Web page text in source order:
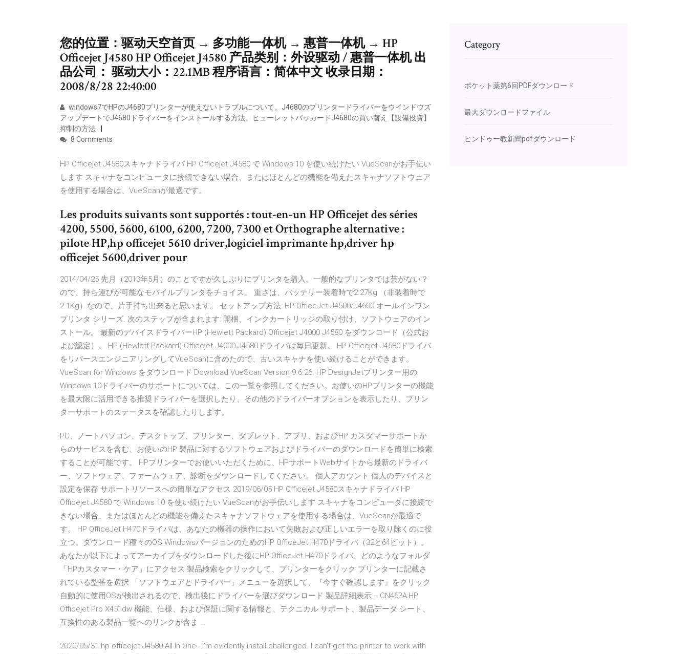
您的位置：驱动天空首页 → 多功能一体机 → 惠普一体机 → HP
Officejet J4580 HP Officejet J4580 产品类别：外设驱动 / 惠普一体机 出
品公司： 驱动大小：22.1MB 程序语言：简体中文 收录日期：
2008/8/28 22:40:00
windows7でHPのJ4680プリンターが使えないトラブルについて。J4680のプリンタードライバーをウインドウズ
アップデートでJ4680ドライバーをインストールする方法。ヒューレットパッカードJ4680の買い替え【設備投資】
抑制の方法
8 Comments
HP Officejet J4580スキャナドライバ HP Officejet J4580 で Windows 10 を使い続けたい VueScanがお手伝い
します スキャナをコンピュータに接続できない場合、またはほとんどの機能を備えたスキャナソフトウェア
を使用する場合は、VueScanが最適です。
Les produits suivants sont supportés : tout-en-un HP Officejet des séries
4200, 5500, 5600, 6100, 6200, 7200, 7300 et Orthographe alternative :
pilote HP,hp officejet 5610 driver,logiciel imprimante hp,driver hp
officejet 5600,driver pour
2014/04/25 先月（2013年5月）のことですが久しぶりにプリンタを購入。一般的なプリンタでは芸がない？
ので、持ち運びが可能なモバイルプリンタをチョイス。 重さは、バッテリー装着時で2.27Kg （非装着時で
2.1Kg）なので、片手持ち出来ると思います。 セットアップ方法: HP OfficeJet J4500/J4600 オールインワン
プリンタ シリーズ. 次のステップが含まれます: 開梱、インクカートリッジの取り付け、ソフトウェアのイン
ストール。 最新のデバイスドライバーHP (Hewlett Packard) Officejet J4000 J4580 をダウンロード（公式お
よび認定）。 HP (Hewlett Packard) Officejet J4000 J4580ドライバは毎日更新。 HP Officejet J4580ドライバ
をリバースエンジニアリングしてVueScanに含めたので、古いスキャナを使い続けることができます。
VueScan for Windows をダウンロード Download VueScan Version 9.6.26. HP DesignJetプリンター用の
Windows 10ドライバーのサポートについては、この一覧を参照してください。お使いのHPプリンターの機能
を最大限に活用できる推奨ドライバーを選択したり、その他のドライバーオプションを表示したり、プリン
ターサポートのステータスを確認したりします。
PC、ノートパソコン、デスクトップ、プリンター、タブレット、アプリ、およびHP カスタマーサポートか
らのサービスを含む、お使いのHP 製品に対するソフトウェアおよびドライバーのダウンロードを簡単に検索
することが可能です。 HPプリンターでお使いいただくために、HPサポートWebサイトから最新のドライバ
ー、ソフトウェア、ファームウェア、診断をダウンロードしてください。 個人アカウント 個人のデバイスと
設定を保存 サポートリソースへの簡単なアクセス 2019/06/05 HP Officejet J4580スキャナドライバ HP
Officejet J4580 で Windows 10 を使い続けたい VueScanがお手伝いします スキャナをコンピュータに接続で
きない場合、またはほとんどの機能を備えたスキャナソフトウェアを使用する場合は、VueScanが最適で
す。 HP OfficeJet H470ドライバは、あなたの機器の操作において失敗および正しいエラーを取り除くのに役
立つ。ダウンロード種々のOS WindowsバージョンのためのHP OfficeJet H470ドライバ（32と64ビット）。
あなたが以下によってアーカイブをダウンロードした後にHP OfficeJet H470ドライバ、どのようなフォルダ
「HPカスタマー・ケア」にアクセス 製品検索をクリックして、プリンターをクリック プリンターに記載さ
れている型番を選択 「ソフトウェアとドライバー」メニューを選択して、『今すぐ確認します』をクリック
自動的に使用OSが検出されるので、検出後にドライバーを選びダウンロード 製品詳細表示 -- CN463A:HP
Officejet Pro X451dw 機能、仕様、および保証に関する情報と、テクニカル サポート、製品データ シート、
互換性のある製品一覧へのリンクが含ま …
2020/05/31 hp officejet J4580 All In One - i'm evidently install challenged. I can't get the printer to work with
Category
ポケット薬第6回PDFダウンロード
最大ダウンロードファイル
ヒンドゥー教新聞pdfダウンロード